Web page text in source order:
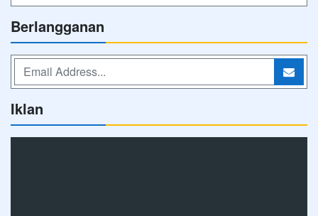
Berlangganan
Iklan